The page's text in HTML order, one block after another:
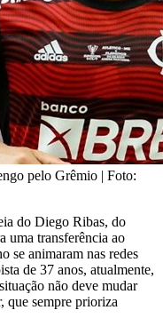
pelo Grêmio | Foto:
do Diego Ribas, do
uma transferência ao
se animaram nas redes
de 37 anos, atualmente,
não deve mudar
que sempre prioriza